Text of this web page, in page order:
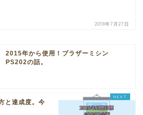
2018年7月27日
2015年から使用！ブラザーミシン
PS202の話。
と達成度。今